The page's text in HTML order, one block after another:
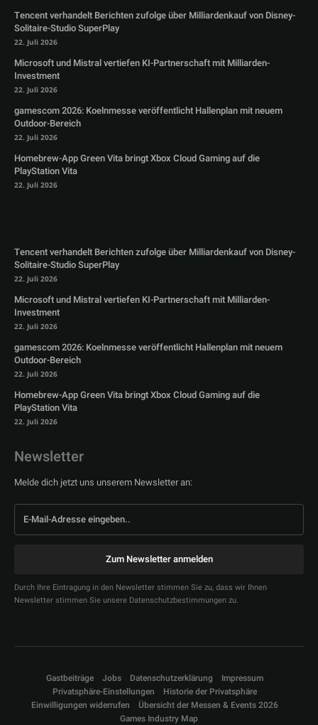
Tencent verhandelt Berichten zufolge über Milliardenkauf von Disney-
Solitaire-Studio SuperPlay
22. Juli 2026
Microsoft und Mistral vertiefen KI-Partnerschaft mit Milliarden-
Investment
22. Juli 2026
gamescom 2026: Koelnmesse veröffentlicht Hallenplan mit neuem
Outdoor-Bereich
22. Juli 2026
Homebrew-App Green Vita bringt Xbox Cloud Gaming auf die
PlayStation Vita
22. Juli 2026
Tencent verhandelt Berichten zufolge über Milliardenkauf von Disney-
Solitaire-Studio SuperPlay
22. Juli 2026
Microsoft und Mistral vertiefen KI-Partnerschaft mit Milliarden-
Investment
22. Juli 2026
gamescom 2026: Koelnmesse veröffentlicht Hallenplan mit neuem
Outdoor-Bereich
22. Juli 2026
Homebrew-App Green Vita bringt Xbox Cloud Gaming auf die
PlayStation Vita
22. Juli 2026
Newsletter
Melde dich jetzt uns unserem Newsletter an:
Zum Newsletter anmelden
Durch Ihre Eintragung in den Newsletter stimmen Sie zu, dass wir Ihnen
Newsletter stimmen Sie unsere Datenschutzbestimmungen zu.
Gastbeiträge Jobs Datenschutzerklärung
Impressum
Privatsphäre-Einstellungen
Historie der Privatsphäre
Einwilligungen widerrufen
Übersicht der Messen & Events 2026
Games Industry Map